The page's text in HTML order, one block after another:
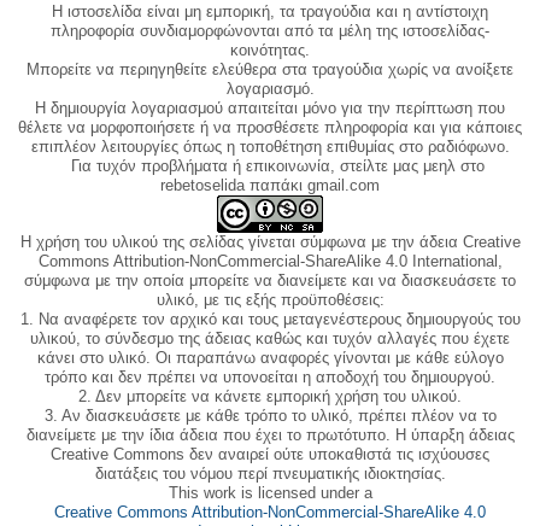
Η ιστοσελίδα είναι μη εμπορική, τα τραγούδια και η αντίστοιχη
πληροφορία συνδιαμορφώνονται από τα μέλη της ιστοσελίδας-
κοινότητας.
Μπορείτε να περιηγηθείτε ελεύθερα στα τραγούδια χωρίς να ανοίξετε
λογαριασμό.
Η δημιουργία λογαριασμού απαιτείται μόνο για την περίπτωση που
θέλετε να μορφοποιήσετε ή να προσθέσετε πληροφορία και για κάποιες
επιπλέον λειτουργίες όπως η τοποθέτηση επιθυμίας στο ραδιόφωνο.
Για τυχόν προβλήματα ή επικοινωνία, στείλτε μας μεηλ στο
rebetoselida παπάκι gmail.com
Η χρήση του υλικού της σελίδας γίνεται σύμφωνα με την άδεια Creative
Commons Attribution-NonCommercial-ShareAlike 4.0 International,
σύμφωνα με την οποία μπορείτε να διανείμετε και να διασκευάσετε το
υλικό, με τις εξής προϋποθέσεις:
1. Να αναφέρετε τον αρχικό και τους μεταγενέστερους δημιουργούς του
υλικού, το σύνδεσμο της άδειας καθώς και τυχόν αλλαγές που έχετε
κάνει στο υλικό. Οι παραπάνω αναφορές γίνονται με κάθε εύλογο
τρόπο και δεν πρέπει να υπονοείται η αποδοχή του δημιουργού.
2. Δεν μπορείτε να κάνετε εμπορική χρήση του υλικού.
3. Αν διασκευάσετε με κάθε τρόπο το υλικό, πρέπει πλέον να το
διανείμετε με την ίδια άδεια που έχει το πρωτότυπο. Η ύπαρξη άδειας
Creative Commons δεν αναιρεί ούτε υποκαθιστά τις ισχύουσες
διατάξεις του νόμου περί πνευματικής ιδιοκτησίας.
This work is licensed under a
Creative Commons Attribution-NonCommercial-ShareAlike 4.0